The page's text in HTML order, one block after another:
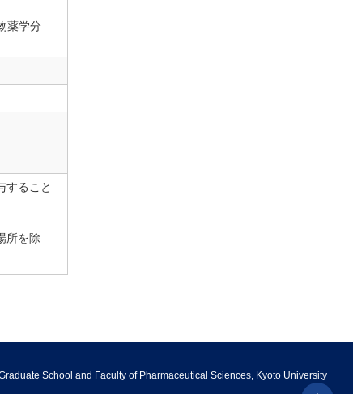
薬学分
すること
所を除
School and Faculty of Pharmaceutical Sciences, Kyoto University